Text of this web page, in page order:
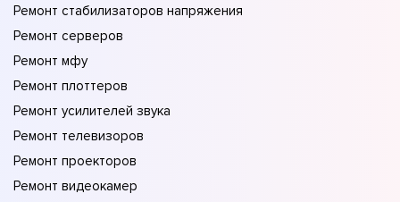
Ремонт стабилизаторов напряжения
Ремонт серверов
Ремонт мфу
Ремонт плоттеров
Ремонт усилителей звука
Ремонт телевизоров
Ремонт проекторов
Ремонт видеокамер